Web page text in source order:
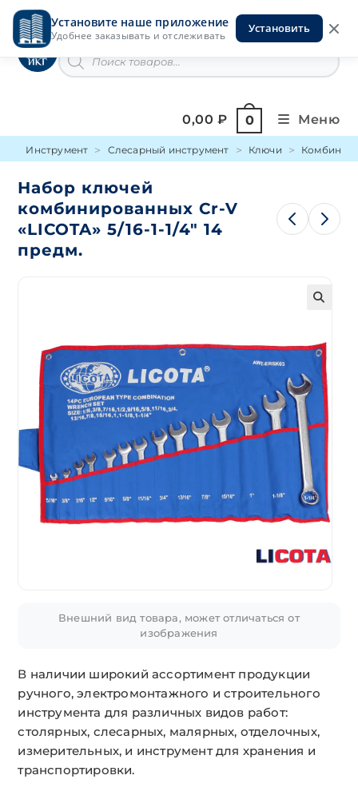
Установите наше приложение
Удобнее заказывать и отслеживать
Установить
Перейти
содержимомуИнструменты на Горской
товаров
0,00₽ 0 Меню
Инструмент Слесарный инструмент Ключи
Набор ключей
комбинированных Cr-V
«LICOTA» 5/16-1-1/4″ 14
предм.
Внешний вид товара, может отличаться от
изображения
В наличии широкий ассортимент продукции
ручного, электромонтажного и строительного
инструмента для различных видов работ:
столярных, слесарных, малярных, отделочных,
измерительных, и инструмент для хранения и
транспортировки.